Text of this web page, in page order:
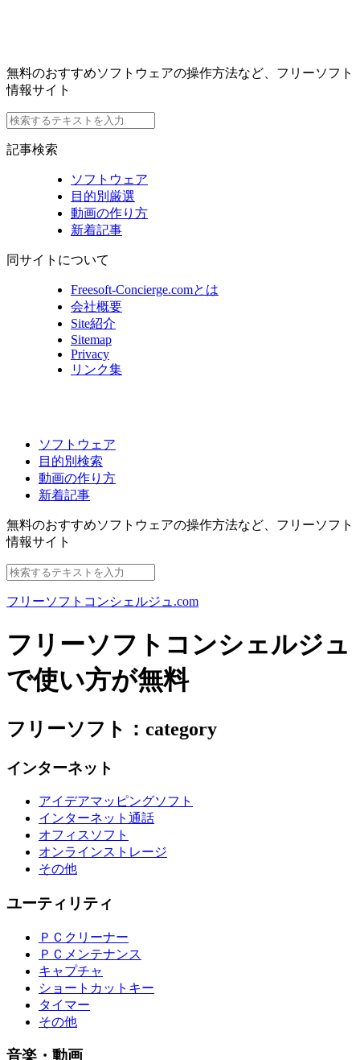
無料のおすすめソフトウェアの操作方法など、フリーソフト
情報サイト
記事検索
ソフトウェア
目的別厳選
動画の作り方
新着記事
同サイトについて
Freesoft-Concierge.comとは
会社概要
Site紹介
Sitemap
Privacy
リンク集
ソフトウェア
目的別検索
動画の作り方
新着記事
無料のおすすめソフトウェアの操作方法など、 フリーソフト
情報サイト
フリーソフトコンシェルジュ.com
フリーソフトコンシェルジュ
で使い方が無料
フリーソフト：category
インターネット
アイデアマッピングソフト
インターネット通話
オフィスソフト
オンラインストレージ
その他
ユーティリティ
ＰＣクリーナー
ＰＣメンテナンス
キャプチャ
ショートカットキー
タイマー
その他
音楽・動画